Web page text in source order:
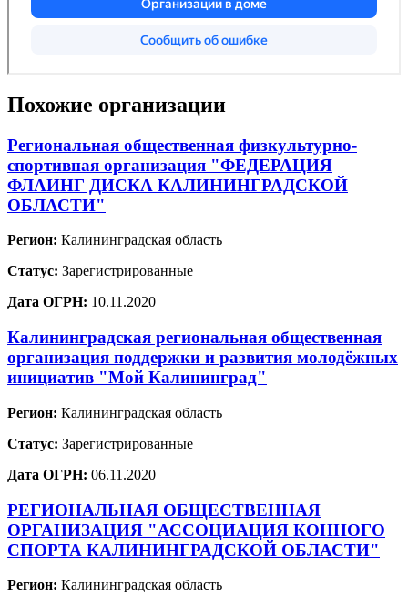
Похожие организации
Региональная общественная физкультурно-
спортивная организация "ФЕДЕРАЦИЯ
ФЛАИНГ ДИСКА КАЛИНИНГРАДСКОЙ
ОБЛАСТИ"
Регион: Калининградская область
Статус: Зарегистрированные
Дата ОГРН: 10.11.2020
Калининградская региональная общественная
организация поддержки и развития молодёжных
инициатив "Мой Калининград"
Регион: Калининградская область
Статус: Зарегистрированные
Дата ОГРН: 06.11.2020
РЕГИОНАЛЬНАЯ ОБЩЕСТВЕННАЯ
ОРГАНИЗАЦИЯ "АССОЦИАЦИЯ КОННОГО
СПОРТА КАЛИНИНГРАДСКОЙ ОБЛАСТИ"
Регион: Калининградская область